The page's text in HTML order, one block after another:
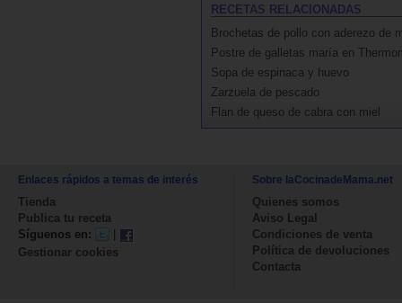
RECETAS RELACIONADAS
Brochetas de pollo con aderezo de
Postre de galletas maría en
Sopa de espinaca y huevo
Zarzuela de pescado
Flan de queso de cabra con miel
Enlaces rápidos a temas de interés
Tienda
Publica tu receta
Síguenos en:
Gestionar cookies
Sobre laCocinadeMama.net
Quienes somos
Aviso Legal
Condiciones de venta
Política de devoluciones
Contacta